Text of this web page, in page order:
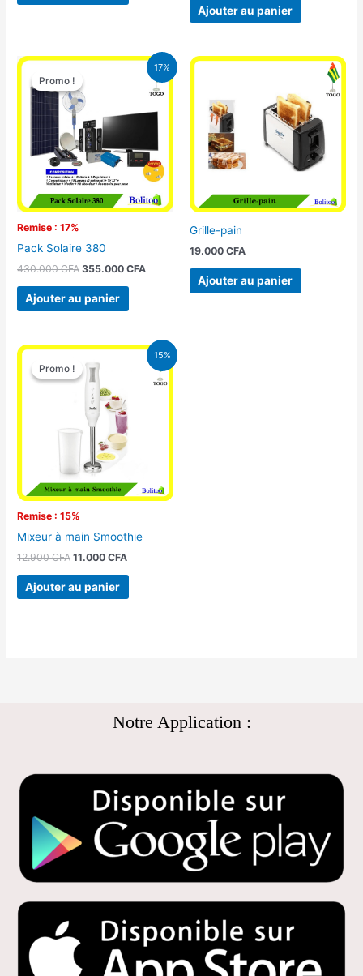
Ajouter au panier
17%
Promo !
Remise : 17%
Promo !
Pack Solaire 380
430.000CFA
Le
initial
était :
430.000 CFA.
355.000CFA
Le
prix
actuel
355.000 CFA.
Ajouter au panier
Grille-pain
19.000 CFA
Ajouter au panier
15%
Promo !
Remise : 15%
Promo !
Mixeur à main Smoothie
12.900CFA
Le
prix
initial
était :
12.900 CFA.
11.000CFA
Le
Ajouter au panier
Notre Application :